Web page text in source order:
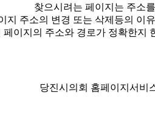
찾으시려는 페이지는 주소
지 주소의 변경 또는 삭제등의 이
페이지의 주소와 경로가 정확한지
당진시의회 홈페이지서비